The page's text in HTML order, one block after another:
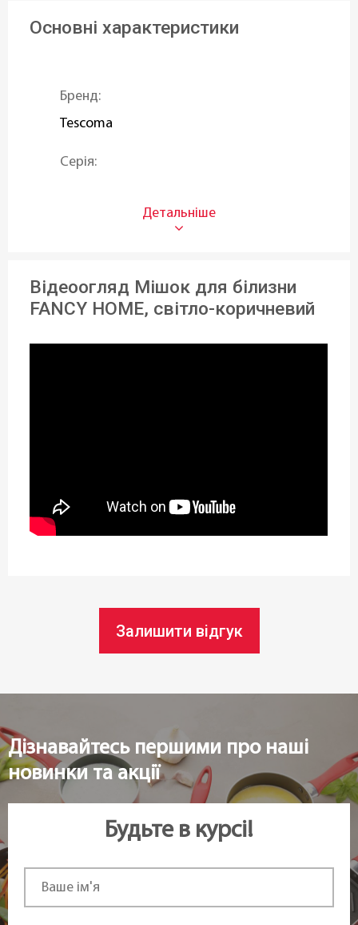
Основні характеристики
Бренд:
Tescoma
Серія:
Матеріал:
Синтетичний матеріал
28 см
Країна реєстрація бренду:
Відеоогляд Мішок для білизни
FANCY HOME, світло-коричневий
Залишити відгук
Дізнавайтесь першими про наші
новинки та акції
Будьте в курсі!